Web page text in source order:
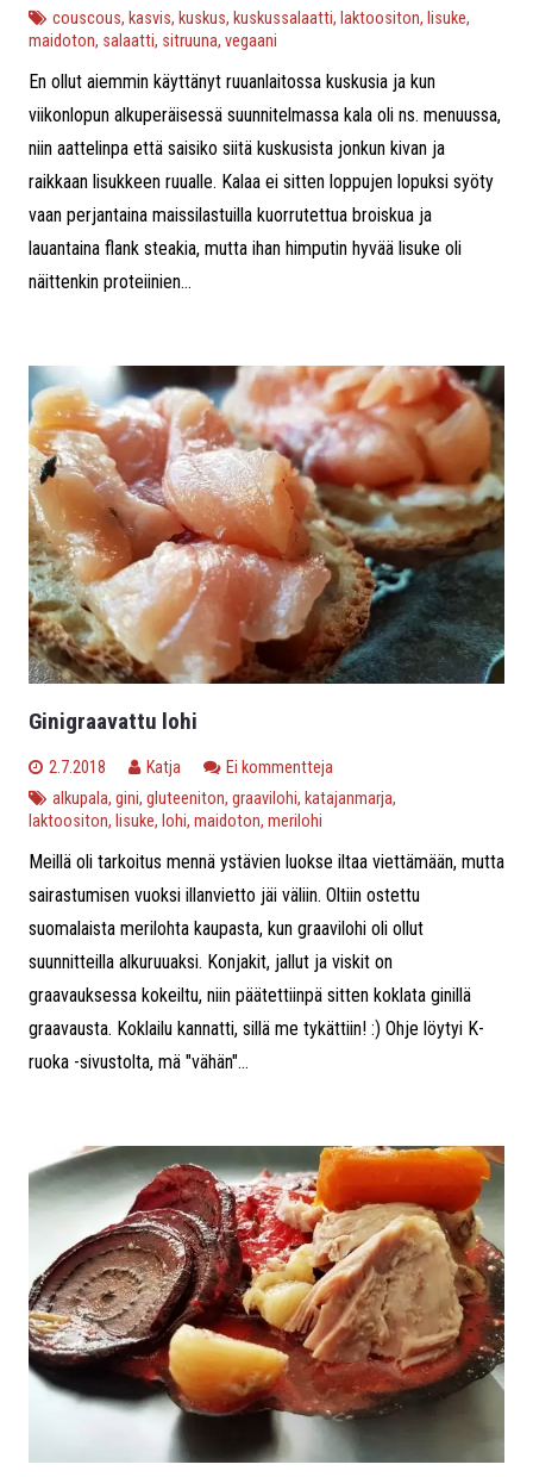
couscous, kasvis, kuskus, kuskussalaatti, laktoositon, lisuke,
maidoton, salaatti, sitruuna, vegaani
En ollut aiemmin käyttänyt ruuanlaitossa kuskusia ja kun
viikonlopun alkuperäisessä suunnitelmassa kala oli ns. menuussa,
niin aattelinpa että saisiko siitä kuskusista jonkun kivan ja
raikkaan lisukkeen ruualle. Kalaa ei sitten loppujen lopuksi syöty
vaan perjantaina maissilastuilla kuorrutettua broiskua ja
lauantaina flank steakia, mutta ihan himputin hyvää lisuke oli
näittenkin proteiinien...
Ginigraavattu lohi
2.7.2018 Katja
Ei kommentteja
alkupala, gini, gluteeniton, graavilohi, katajanmarja,
laktoositon, lisuke, lohi, maidoton, merilohi
Meillä oli tarkoitus mennä ystävien luokse iltaa viettämään, mutta
sairastumisen vuoksi illanvietto jäi väliin. Oltiin ostettu
suomalaista merilohta kaupasta, kun graavilohi oli ollut
suunnitteilla alkuruuaksi. Konjakit, jallut ja viskit on
graavauksessa kokeiltu, niin päätettiinpä sitten koklata ginillä
graavausta. Koklailu kannatti, sillä me tykättiin! :) Ohje löytyi K-
ruoka -sivustolta, mä "vähän"...